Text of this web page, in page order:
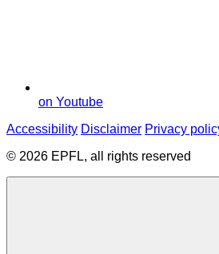
on Youtube
Accessibility Disclaimer Privacy
© 2026 EPFL, all rights reserved